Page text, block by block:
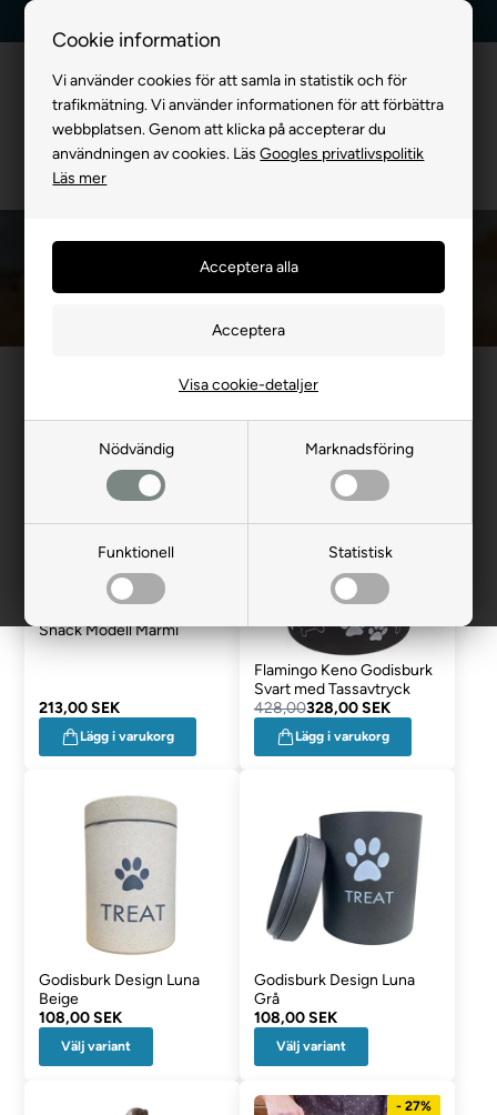
Cookie information
Vi använder cookies för att samla in statistik och för
trafikmätning. Vi använder informationen för att förbättra
webbplatsen. Genom att klicka på accepterar du
användningen av cookies. LäsGoogles privatlivspolitik
Läs mer
Nödvändig Marknadsföring
Funktionell Statistisk
Visa cookie-detaljer
Godisburk
Framsida»FÖR HUND»Godis & Tuggben»Godisburk
Snack Modell Marmi
213,00 SEK
Lägg i varukorg
Flamingo Keno Godisburk
Svart med Tassavtryck
428,00328,00 SEK
Lägg i varukorg
Godisburk Design Luna
Beige
108,00 SEK
Välj variant
Godisburk Design Luna
Grå
108,00 SEK
Välj variant
- 27%